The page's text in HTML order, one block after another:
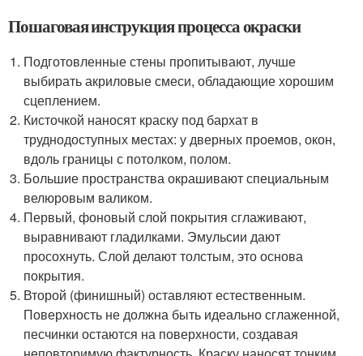
Пошаговая инструкция процесса окраски
Подготовленные стены пропитывают, лучше
выбирать акриловые смеси, обладающие хорошим
сцеплением.
Кисточкой наносят краску под бархат в
труднодоступных местах: у дверных проемов, окон,
вдоль границы с потолком, полом.
Большие пространства окрашивают специальным
велюровым валиком.
Первый, фоновый слой покрытия сглаживают,
выравнивают гладилками. Эмульсии дают
просохнуть. Слой делают толстым, это основа
покрытия.
Второй (финишный) оставляют естественным.
Поверхность не должна быть идеально сглаженной,
песчинки остаются на поверхности, создавая